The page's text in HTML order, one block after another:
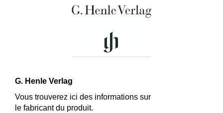
G. Henle Verlag
Vous trouverez ici des informations sur
le fabricant du produit.